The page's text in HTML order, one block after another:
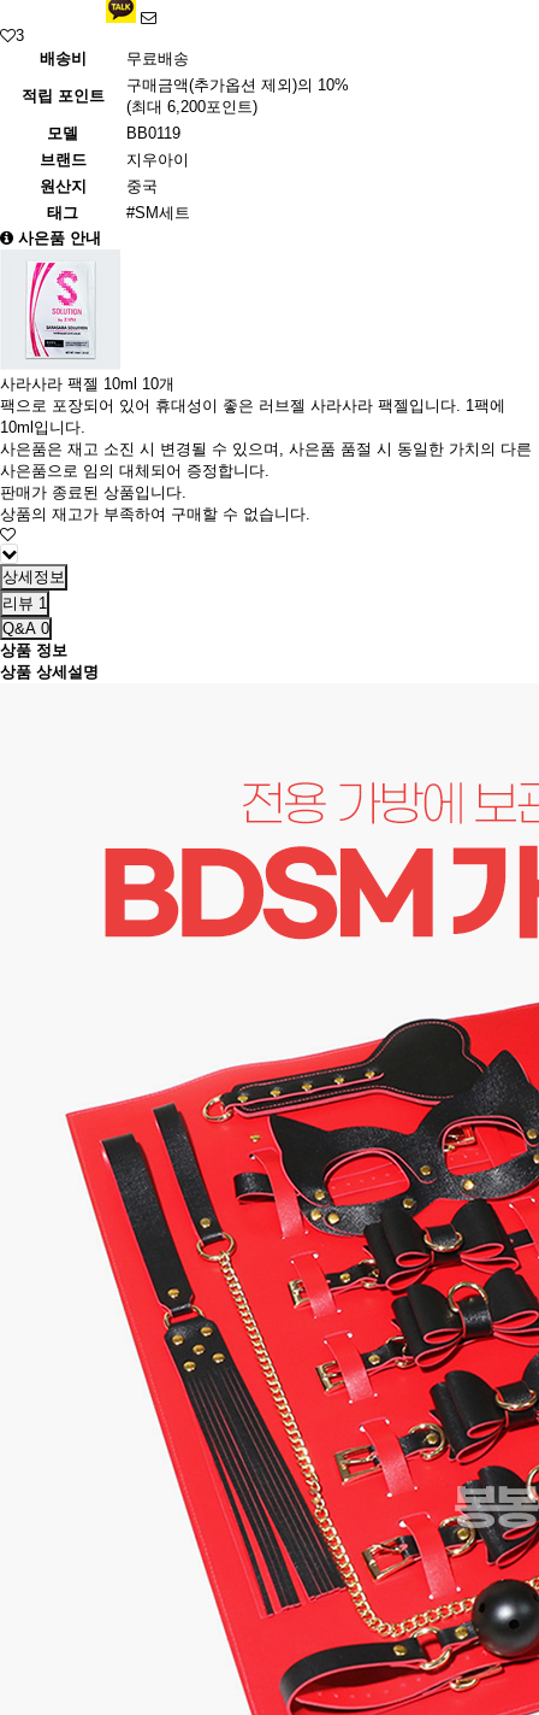
3
배송비
무료배송
적립 포인트
구매금액(추가옵션 제외)의 10%
(최대 6,200포인트)
모델
BB0119
브랜드
지우아이
원산지
중국
태그
#SM세트
사은품 안내
사라사라 팩젤 10ml 10개
팩으로 포장되어 있어 휴대성이 좋은 러브젤 사라사라 팩젤입니다. 1팩에
10ml입니다.
사은품은 재고 소진 시 변경될 수 있으며, 사은품 품절 시 동일한 가치의 다른
사은품으로 임의 대체되어 증정합니다.
판매가 종료된 상품입니다.
상품의 재고가 부족하여 구매할 수 없습니다.
상세정보
리뷰 1
Q&A 0
상품 정보
상품 상세설명